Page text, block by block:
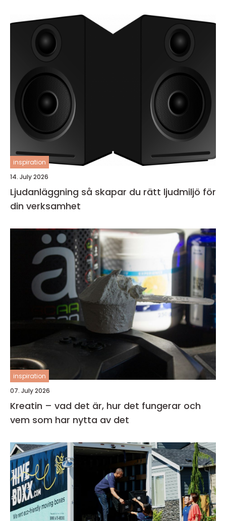
inspiration
14. July 2026
Ljudanläggning så skapar du rätt ljudmiljö för
din verksamhet
inspiration
07. July 2026
Kreatin – vad det är, hur det fungerar och
vem som har nytta av det